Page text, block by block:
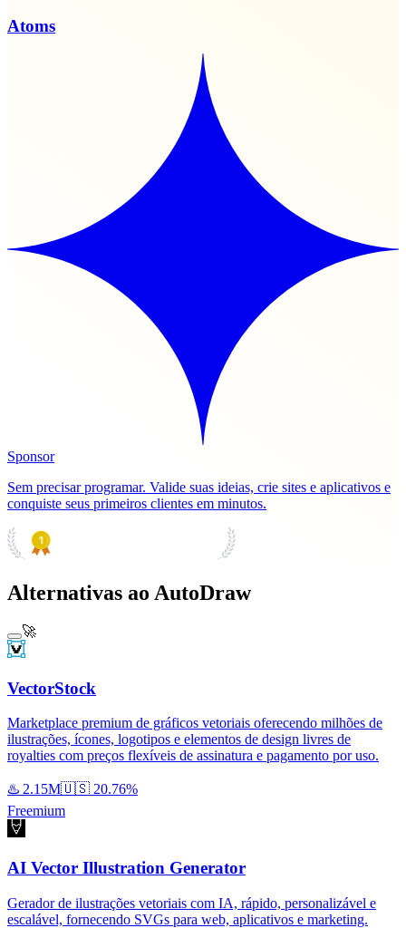
Atoms
Sponsor
Sem precisar programar. Valide suas ideias, crie sites e aplicativos e
conquiste seus primeiros clientes em minutos.
Alternativas ao AutoDraw
🚀
VectorStock
Marketplace premium de gráficos vetoriais oferecendo milhões de
ilustrações, ícones, logotipos e elementos de design livres de
royalties com preços flexíveis de assinatura e pagamento por uso.
♨️ 2.15M🇺🇸 20.76%
Freemium
AI Vector Illustration Generator
Gerador de ilustrações vetoriais com IA, rápido, personalizável e
escalável, fornecendo SVGs para web, aplicativos e marketing.